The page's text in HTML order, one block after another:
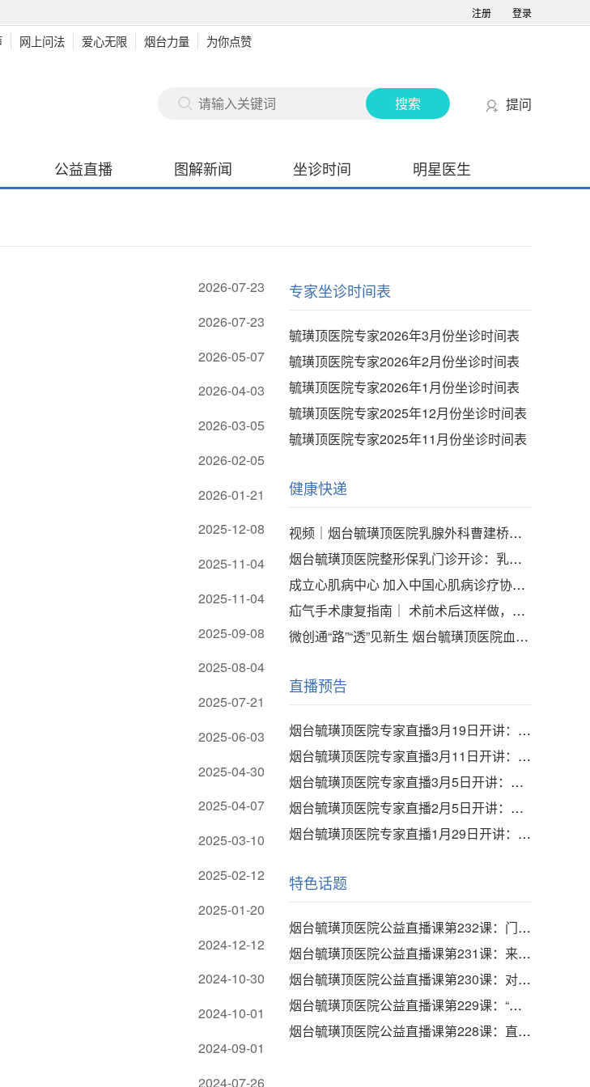
注册 登录
网上问法 爱心无限 烟台力量 为你点赞
提问
公益直播 图解新闻 坐诊时间 明星医生
2026-07-23
2026-07-23
2026-05-07
2026-04-03
2026-03-05
2026-02-05
2026-01-21
2025-12-08
2025-11-04
2025-11-04
2025-09-08
2025-08-04
2025-07-21
2025-06-03
2025-04-30
2025-04-07
2025-03-10
2025-02-12
2025-01-20
2024-12-12
2024-10-30
2024-10-01
2024-09-01
2024-07-26
专家坐诊时间表
毓璜顶医院专家2026年3月份坐诊时间表
毓璜顶医院专家2026年2月份坐诊时间表
毓璜顶医院专家2026年1月份坐诊时间表
毓璜顶医院专家2025年12月份坐诊时间表
毓璜顶医院专家2025年11月份坐诊时间表
健康快递
视频｜烟台毓璜顶医院乳腺外科曹建桥：乳腺癌手术新选择！不止于根治，更兼顾美丽与自信
烟台毓璜顶医院整形保乳门诊开诊：乳腺癌治疗新曙光，兼顾根治与美丽
成立心肌病中心 加入中国心肌病诊疗协作网 烟台毓璜顶医院打造心肌病区域精准诊疗新高地
疝气手术康复指南｜ 术前术后这样做，少走弯路早康复
微创通“路”“透”见新生 烟台毓璜顶医院血管通路中心为透析患者点亮希望
直播预告
烟台毓璜顶医院专家直播3月19日开讲：脑出血健康宣教
烟台毓璜顶医院专家直播3月11日开讲：常见眼科疾病
烟台毓璜顶医院专家直播3月5日开讲：门诊多学科会诊那些事儿
烟台毓璜顶医院专家直播2月5日开讲：对话生殖男女科专家解答"孕"筹帷幄的奥秘
烟台毓璜顶医院专家直播1月29日开讲：“生命的黄金周”胚胎实验室的那些事
特色话题
烟台毓璜顶医院公益直播课第232课：门诊多学科会诊那些事儿
烟台毓璜顶医院公益直播课第231课：来毓医，看透“高血压”
烟台毓璜顶医院公益直播课第230课：对话生殖男女科专家解答"孕"筹帷幄的奥秘
烟台毓璜顶医院公益直播课第229课：“生命的黄金周”胚胎实验室的那些事
烟台毓璜顶医院公益直播课第228课：直面卵巢功能减退，科学助力好孕梦想